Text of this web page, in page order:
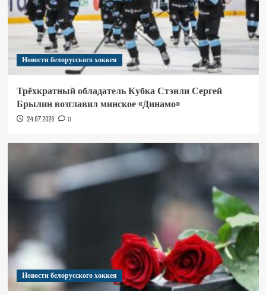
Новости белорусского хоккея
Трёхкратный обладатель Кубка Стэнли Сергей
Брылин возглавил минское «Динамо»
24.07.2026 0
Новости белорусского хоккея